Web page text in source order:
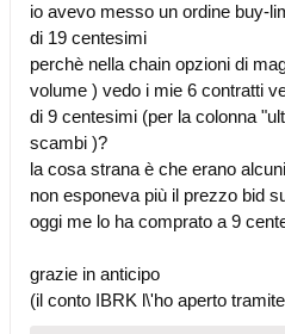
io avevo messo un ordine buy-
di 19 centesimi
perchè nella chain opzioni di
volume ) vedo i mie 6 contratti
di 9 centesimi (per la colonna
scambi )?
la cosa strana è che erano
non esponeva più il prezzo bid
oggi me lo ha comprato a 9
grazie in anticipo
(il conto IBRK l\'ho aperto